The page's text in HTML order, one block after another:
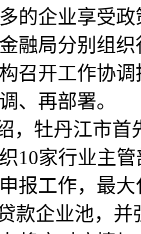
的企业享受
融局分别组
召开工作协
、再部署。
牡丹江市首
10家行业主
报工作，最
款企业池，